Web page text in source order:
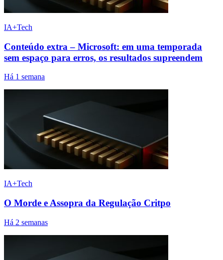
IA+Tech
Conteúdo extra – Microsoft: em uma temporada
sem espaço para erros, os resultados supreendem
Há 1 semana
IA+Tech
O Morde e Assopra da Regulação Critpo
Há 2 semanas